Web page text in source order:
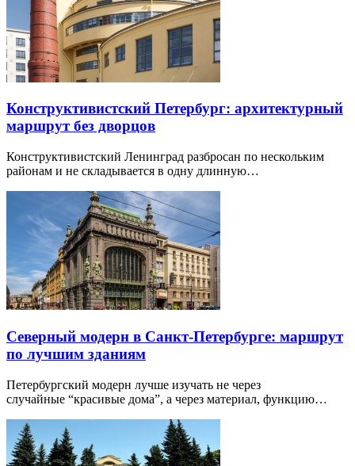
Конструктивистский Петербург: архитектурный
маршрут без дворцов
Конструктивистский Ленинград разбросан по нескольким
районам и не складывается в одну длинную…
Северный модерн в Санкт-Петербурге: маршрут
по лучшим зданиям
Петербургский модерн лучше изучать не через
случайные “красивые дома”, а через материал, функцию…